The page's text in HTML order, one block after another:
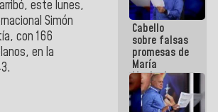
arribó, este lunes,
Simón
, con 166
en la
organización
política más
sólida de
Venezuela
Cabello
sobre falsas
promesas de
María
Machado:
¿Quién le
puede creer?